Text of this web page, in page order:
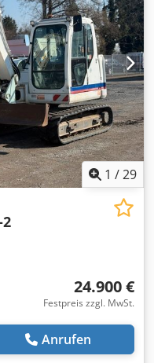
1 /29
2
24.900 €
Festpreis zzgl. MwSt.
Anrufen